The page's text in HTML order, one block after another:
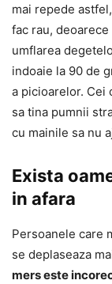
mai repede
fac rau,
umflarea
indoaie la 90 de
a picioarelor. Cei
sa tina pumnii
cu mainile sa nu
Exista
in afara
Persoanele care
se deplaseaza
mers este